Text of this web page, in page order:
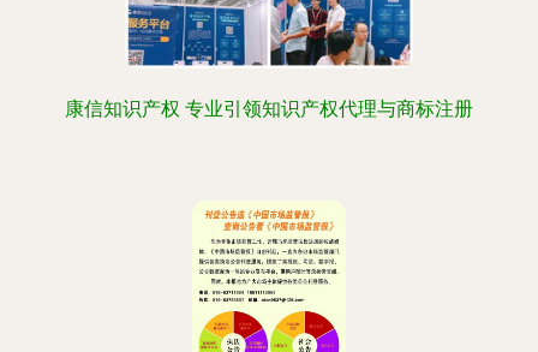
康信知识产权 专业引领知识产权代理与商标注册